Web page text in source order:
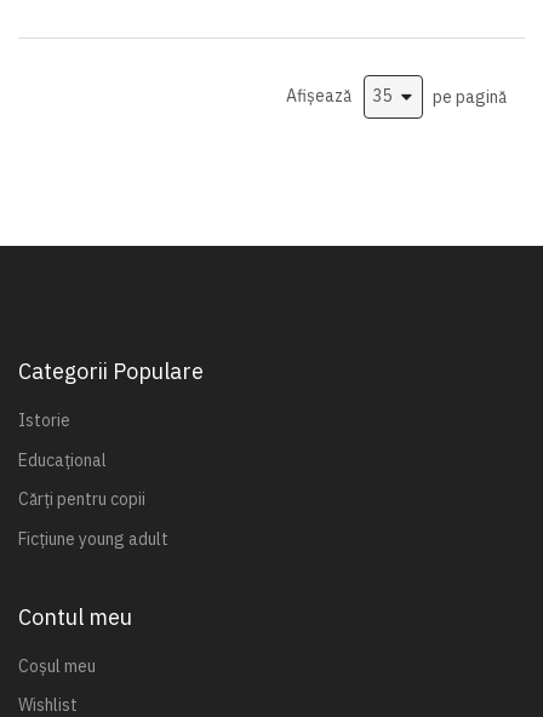
Afișează pe pagină
Categorii Populare
Istorie
Educațional
Cărți pentru copii
Ficțiune young adult
Contul meu
Coșul meu
Wishlist